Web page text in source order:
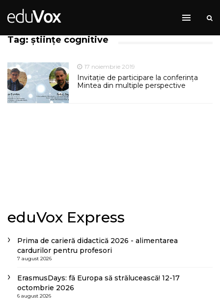
Tag: științe cognitive
17 noiembrie 2019
Invitație de participare la conferința
Mintea din multiple perspective
eduVox Express
Prima de carieră didactică 2026 - alimentarea
cardurilor pentru profesori
7 august 2026
ErasmusDays: fă Europa să strălucească! 12-17
octombrie 2026
6 august 2026